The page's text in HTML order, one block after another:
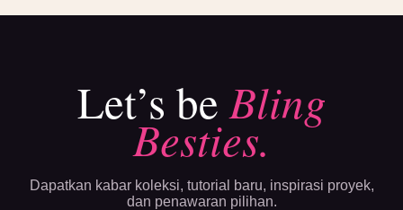
Let’s beBling
Besties.
Dapatkan kabar koleksi, tutorial baru, inspirasi proyek,
dan penawaran pilihan.